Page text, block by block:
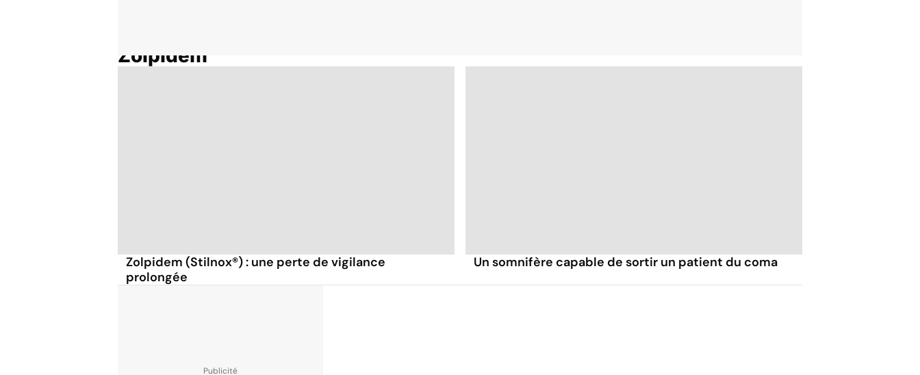
Zolpidem
Zolpidem (Stilnox®) : une perte de vigilance
prolongée
Un somnifère capable de sortir un patient du coma